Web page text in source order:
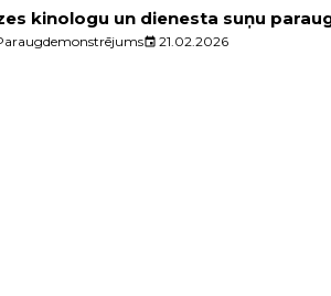
kinologu un dienesta suņu
event 21.02.2026